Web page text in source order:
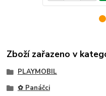
Zboží zařazeno v
PLAYMOBIL
✿ Panáčci